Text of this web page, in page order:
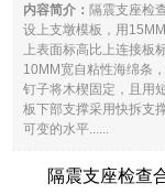
内容简介：隔震支座检
设上支墩模板，用
上表面标高比上连接
10MM宽自粘性海绵条
钉子将木楔固定，且用
板下部支撑采用快拆支
可变的水平......
隔震支座检查